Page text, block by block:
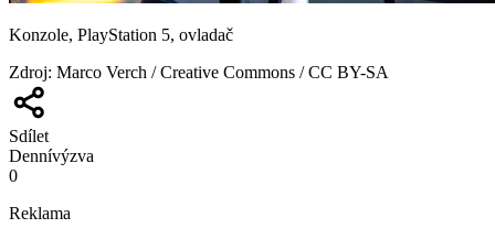
Konzole, PlayStation 5, ovladač
Zdroj: Marco Verch / Creative Commons / CC BY-SA
Sdílet
Dennívýzva
0
Reklama